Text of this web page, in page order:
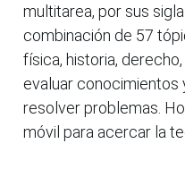
multitarea, por sus
combinación de 57
física, historia,
evaluar conocimientos
resolver problemas.
móvil para acercar la